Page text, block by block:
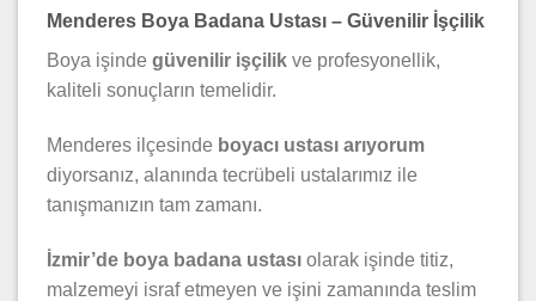
Menderes Boya Badana Ustası – Güvenilir İşçilik
Boya işinde güvenilir işçilik ve profesyonellik,
kaliteli sonuçların temelidir.
Menderes ilçesinde boyacı ustası arıyorum
diyorsanız, alanında tecrübeli ustalarımız ile
tanışmanızın tam zamanı.
İzmir’de boya badana ustası olarak işinde titiz,
malzemeyi israf etmeyen ve işini zamanında teslim